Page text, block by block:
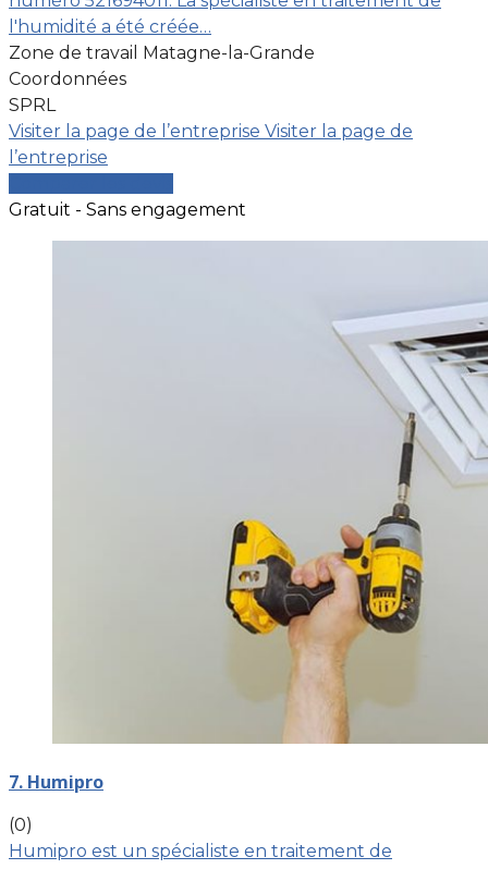
l'humidité a été créée…
Zone de travail Matagne-la-Grande
Coordonnées
SPRL
Visiter la page de l’entreprise Visiter la page de
l’entreprise
Gratuit - Sans engagement
7. Humipro
(0)
Humipro est un spécialiste en traitement de